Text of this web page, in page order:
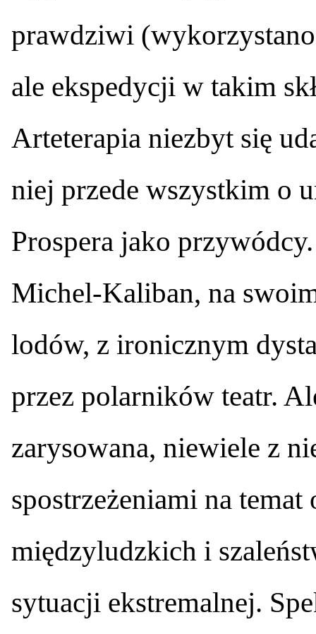
prawdziwi
ale ekspedycji w takim
Arteterapia niezbyt się
niej przede wszystkim o
Prospera jako
Michel-Kaliban, na
lodów, z ironicznym
przez polarników teatr.
zarysowana, niewiele z
spostrzeżeniami na
międzyludzkich i
sytuacji ekstremalnej.